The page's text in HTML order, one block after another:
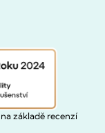
základě recenzí